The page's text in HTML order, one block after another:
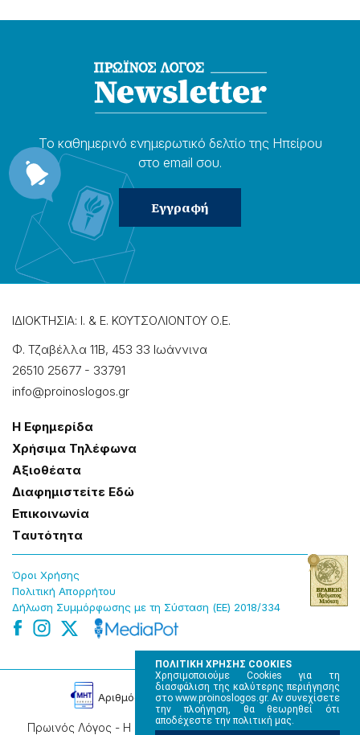
ΠΟΛΙΤΙΚΗ ΧΡΗΣΗΣ COOKIES
Χρησιμοποιούμε Cookies για τη
διασφάλιση της καλύτερης περιήγησης
στο www.proinoslogos.gr. Αν συνεχίσετε
την πλοήγηση, θα θεωρηθεί ότι
αποδέχεστε την πολιτική μας.
Το καθημερɩνό ενημερωτɩκό δελτίο της Ηπείρου
στο email σου.
ΙΔΙΟΚΤΗΣΙΑ: Ι. & Ε. ΚΟΥΤΣΟΛΙΟΝΤΟΥ Ο.Ε.
Φ. Τζαβέλλα 11Β, 453 33 Ιωάννɩνα
26510 25677 - 33791
info@proinoslogos.gr
Η Εφημερίδα
Χρήσɩμα Τηλέφωνα
Αξɩοθέατα
Δɩαφημɩστείτε Εδώ
Επɩκοɩνωνία
Tαυτότητα
Όροɩ Χρήσης
Πολɩτɩκή Απορρήτου
Δήλωση Συμμόρφωσης με τη Σύσταση (ΕΕ) 2018/334
Πρωινός Λόγος - Η καθημερινή εφημερίδα της Ηπείρου,
Αρɩθμός Πɩστοποίησης Μ.Η.Τ. 220242